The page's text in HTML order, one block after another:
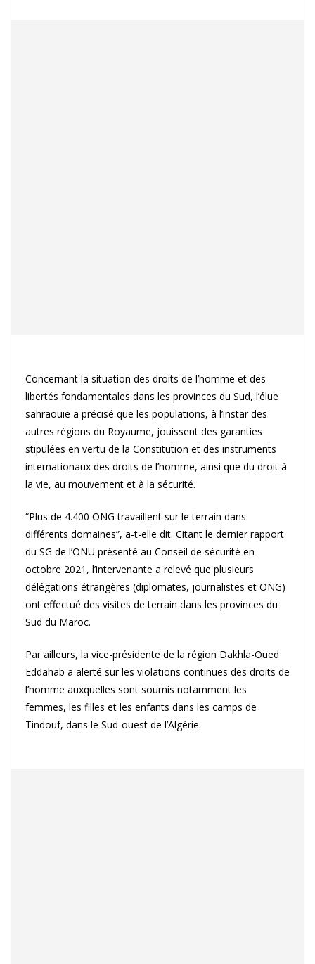
Concernant la situation des droits de l’homme et des
libertés fondamentales dans les provinces du Sud, l’élue
sahraouie a précisé que les populations, à l’instar des
autres régions du Royaume, jouissent des garanties
stipulées en vertu de la Constitution et des instruments
internationaux des droits de l’homme, ainsi que du droit à
la vie, au mouvement et à la sécurité.
“Plus de 4.400 ONG travaillent sur le terrain dans
différents domaines”, a-t-elle dit. Citant le dernier rapport
du SG de l’ONU présenté au Conseil de sécurité en
octobre 2021, l’intervenante a relevé que plusieurs
délégations étrangères (diplomates, journalistes et ONG)
ont effectué des visites de terrain dans les provinces du
Sud du Maroc.
Par ailleurs, la vice-présidente de la région Dakhla-Oued
Eddahab a alerté sur les violations continues des droits de
l’homme auxquelles sont soumis notamment les
femmes, les filles et les enfants dans les camps de
Tindouf, dans le Sud-ouest de l’Algérie.